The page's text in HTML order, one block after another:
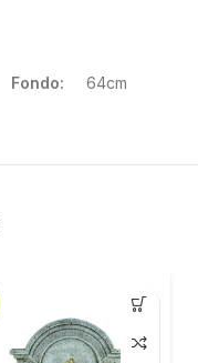
Fondo:
64cm